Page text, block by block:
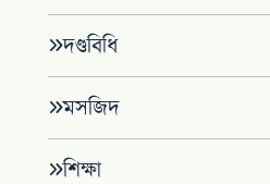
দণ্ডবিধি
মসজিদ
শিক্ষা